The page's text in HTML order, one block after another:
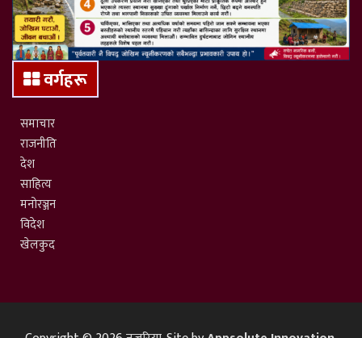
वर्गहरू
समाचार
राजनीति
देश
साहित्य
मनोरञ्जन
विदेश
खेलकुद